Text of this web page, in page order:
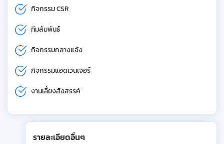
กิจกรรม CSR
ทีมสัมพันธ์
กิจกรรมกลางแจ้ง
กิจกรรมแอดเวนเจอร์
งานเลี้ยงสังสรรค์
รายละเอียดอื่นๆ